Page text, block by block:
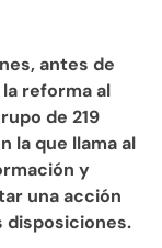
antes de
reforma al
de 219
la que llama al
y
una acción
disposiciones.